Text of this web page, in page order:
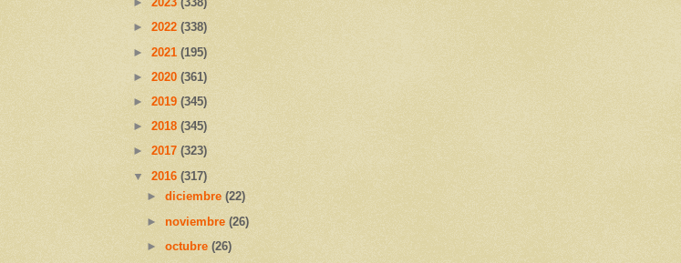
► 2022 (338)
► 2021 (195)
► 2020 (361)
► 2019 (345)
► 2018 (345)
► 2017 (323)
▼ 2016 (317)
►diciembre(22)
►noviembre(26)
►octubre(26)